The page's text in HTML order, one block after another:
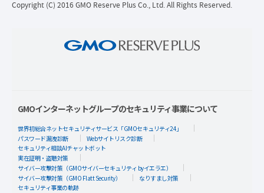
Copyright (C) 2016 GMO Reserve Plus Co., Ltd. All Rights Reserved.
GMOインターネットグループのセキュリティ事業について
世界初総合ネットセキュリティサービス「GMOセキュリティ24」
パスワード漏洩診断
Webサイトリスク診断
セキュリティ相談AIチャットボット
実在証明・盗聴対策
サイバー攻撃対策（GMOサイバーセキュリティ byイエラエ）
サイバー攻撃対策（GMO Flatt Security）
なりすまし対策
セキュリティ事業の軌跡